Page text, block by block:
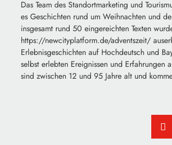
Das Team des Standortmarketing und
es Geschichten rund um Weihnachten und
insgesamt rund 50 eingereichten Texten
https://newcityplatform.de/adventszeit/
Erlebnisgeschichten auf Hochdeutsch und
selbst erlebten Ereignissen und
sind zwischen 12 und 95 Jahre alt und